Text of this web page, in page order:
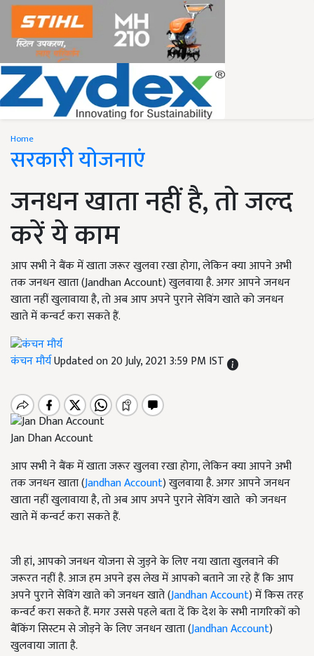
Home
सरकारी योजनाएं
जनधन खाता नहीं है, तो जल्द
करें ये काम
आप सभी ने बैंक में खाता जरूर खुलवा रखा होगा, लेकिन क्या आपने अभी
तक जनधन खाता (Jandhan Account) खुलवाया है. अगर आपने जनधन
खाता नहीं खुलावाया है, तो अब आप अपने पुराने सेविंग खाते को जनधन
खाते में कन्वर्ट करा सकते हैं.
कंचन मौर्यUpdated on 20 July, 2021 3:59 PM IST
Jan Dhan Account
आप सभी ने बैंक में खाता जरूर खुलवा रखा होगा, लेकिन क्या आपने अभी
तक जनधन खाता (Jandhan Account) खुलवाया है. अगर आपने जनधन
खाता नहीं खुलावाया है, तो अब आप अपने पुराने सेविंग खाते को जनधन
खाते में कन्वर्ट करा सकते हैं.
जी हां, आपको जनधन योजना से जुड़ने के लिए नया खाता खुलवाने की
जरूरत नहीं है. आज हम अपने इस लेख में आपको बताने जा रहे हैं कि आप
अपने पुराने सेविंग खाते को जनधन खाते (Jandhan Account) में किस तरह
कन्वर्ट करा सकते हैं. मगर उससे पहले बता दें कि देश के सभी नागरिकों को
बैंकिंग सिस्टम से जोड़ने के लिए जनधन खाता (Jandhan Account)
खुलवाया जाता है.